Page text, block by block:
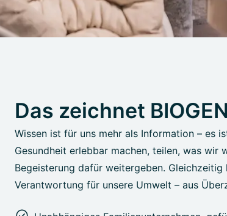
Das zeichnet
Wissen ist für uns mehr als Information – es
Gesundheit erlebbar machen, teilen, was wir
Begeisterung dafür weitergeben. Gleichzeitig
Verantwortung für unsere Umwelt – aus